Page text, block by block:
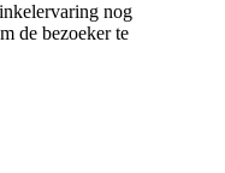
nog
de bezoeker te